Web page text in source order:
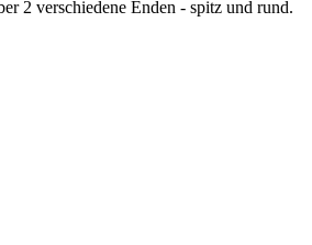
2 verschiedene Enden - spitz und rund.